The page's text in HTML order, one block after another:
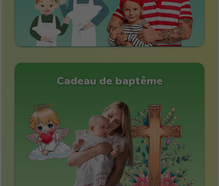
Cadeau de baptême